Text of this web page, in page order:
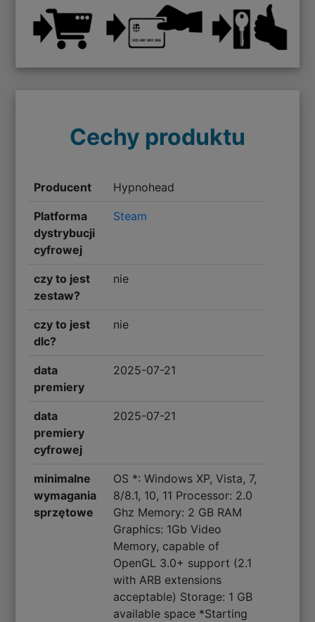
Cechy produktu
Producent Hypnohead
Platforma
dystrybucji
cyfrowej
Steam
czy to jest
zestaw?
nie
czy to jest
dlc?
nie
data
premiery
2025-07-21
data
premiery
cyfrowej
2025-07-21
minimalne
wymagania
sprzętowe
OS *: Windows XP, Vista, 7,
8/8.1, 10, 11 Processor: 2.0
Ghz Memory: 2 GB RAM
Graphics: 1Gb Video
Memory, capable of
OpenGL 3.0+ support (2.1
with ARB extensions
acceptable) Storage: 1 GB
available space *Starting